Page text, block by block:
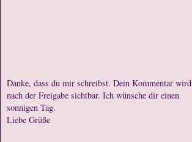
Danke, dass du mir schreibst. Dein Kommentar wird
nach der Freigabe sichtbar. Ich wünsche dir einen
sonnigen Tag.
Liebe Grüße